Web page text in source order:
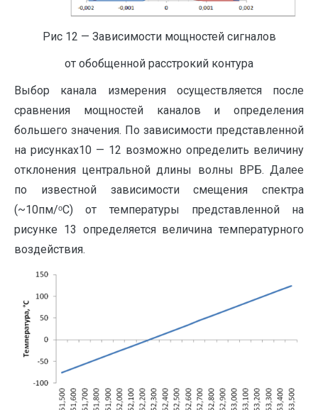
Рис 12 — Зависимости мощностей сигналов
от обобщенной расстрокий контура
Выбор канала измерения осуществляется после
сравнения мощностей каналов и определения
большего значения. По зависимости представленной
на рисунках10 — 12 возможно определить величину
отклонения центральной длины волны ВРБ. Далее
по известной зависимости смещения спектра
(~10пм/ᵒС) от температуры представленной на
рисунке 13 определяется величина температурного
воздействия.